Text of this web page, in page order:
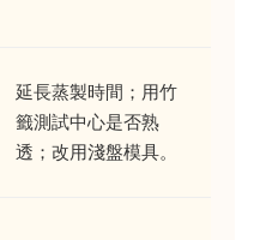
延長蒸製時間；用竹
籤測試中心是否熟
透；改用淺盤模具。